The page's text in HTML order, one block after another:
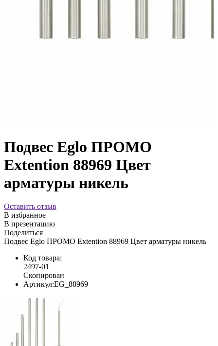
Подвес Eglo ПРОМО
Extention 88969 Цвет
арматуры никель
Оставить отзыв
В избранное
В презентацию
Поделиться
Подвес Eglo ПРОМО Extention 88969 Цвет арматуры никель
Код товара:
2497-01
Скопирован
Артикул:EG_88969